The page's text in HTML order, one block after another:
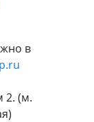
в
2. (м.